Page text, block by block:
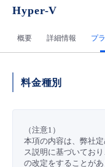
データ利活用
クラウド/サー
ネットワーク
IoT
モニタリング/
よくある質問
データ利活用
クラウド/サー
ネットワーク
IoT
料金情報
料金シミュレ
データ利活用
クラウド/サー
ご利用開始ガイド
■ 管理機能
- 管理機能
- バックアップ
故障/メンテナンス
Hyper-V
概要 詳細情報 プ
料金種別
（注意1）
本項の内容は、弊社
ス説明に基づいてお
の改定をすることが